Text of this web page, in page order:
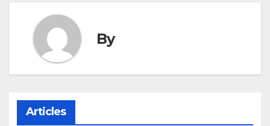
By
Articles